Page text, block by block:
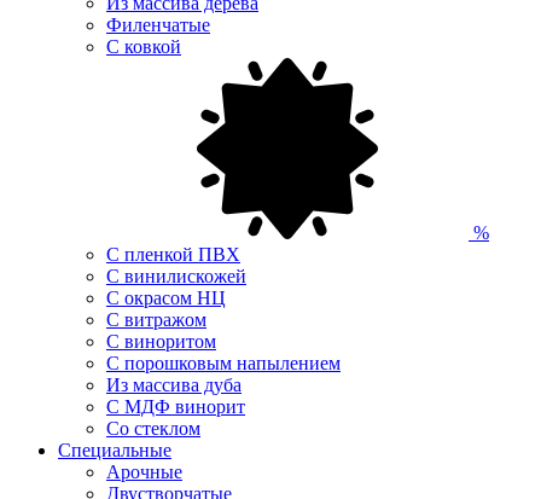
Филенчатые
С ковкой
%
С пленкой ПВХ
С винилискожей
С окрасом НЦ
С витражом
С виноритом
С порошковым напылением
Из массива дуба
С МДФ винорит
Со стеклом
Специальные
Арочные
Двустворчатые